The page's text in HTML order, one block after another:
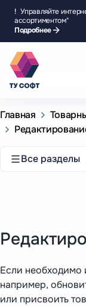
! Управляйте
ассортиментом"
Подробнее
Главная
Все разделы
Если
например,
или присвоить